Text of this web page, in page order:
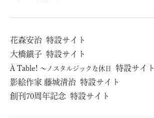
花森安治 特設サイト
⼤橋鎭⼦ 特設サイト
À Table! ～ノスタルジックな休日
特設サイト
影絵作家 藤城清治 特設サイト
創刊70周年記念 特設サイト